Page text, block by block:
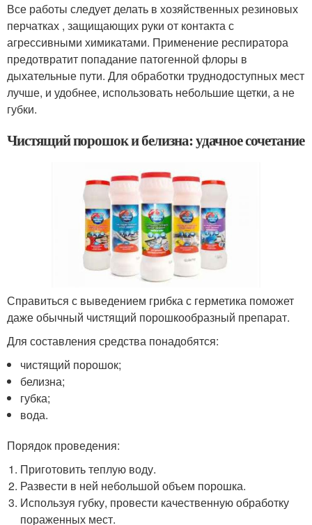
Все работы следует делать в хозяйственных резиновых
перчатках , защищающих руки от контакта с
агрессивными химикатами. Применение респиратора
предотвратит попадание патогенной флоры в
дыхательные пути. Для обработки труднодоступных мест
лучше, и удобнее, использовать небольшие щетки, а не
губки.
Чистящий порошок и белизна: удачное сочетание
Справиться с выведением грибка с герметика поможет
даже обычный чистящий порошкообразный препарат.
Для составления средства понадобятся:
чистящий порошок;
белизна;
губка;
вода.
Порядок проведения:
Приготовить теплую воду.
Развести в ней небольшой объем порошка.
Используя губку, провести качественную обработку
пораженных мест.